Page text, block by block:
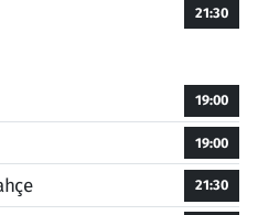
21:30
19:00
19:00
21:30